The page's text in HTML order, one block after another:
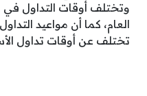
وتختلف أوقات التداول
العام، كما أن مواعيد
تختلف عن أوقات تداول